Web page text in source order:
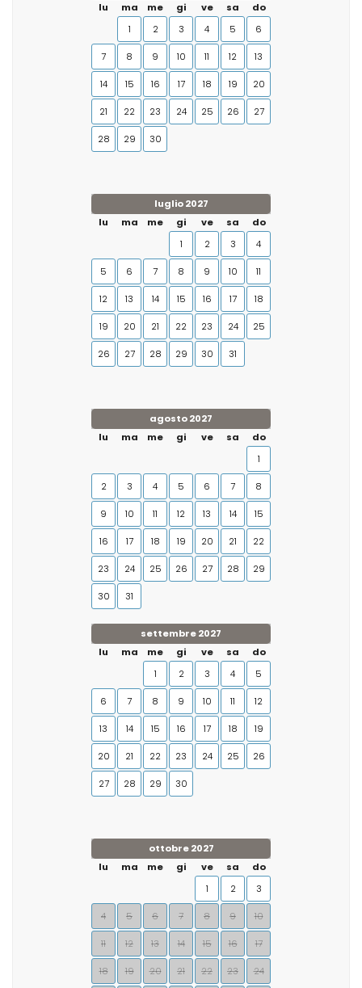
lu
ma me gi ve sa
do
1
2 3 4 5 6
7 8 9 10 11 12 13
14 15 16 17 18 19 20
21 22 23 24 25 26 27
28 29 30
luglio 2027
lu
ma me gi ve sa
do
1
2 3 4
5 6 7 8 9 10 11
12 13 14 15 16 17 18
19 20 21 22 23 24 25
26 27 28 29 30 31
agosto 2027
lu
ma me gi ve sa
do
1
2 3 4 5 6 7 8
9 10 11 12 13 14 15
16 17 18 19 20 21 22
23 24 25 26 27 28 29
30 31
settembre 2027
lu
ma me gi ve sa
do
1
2 3 4 5
6 7 8 9 10 11 12
13 14 15 16 17 18 19
20 21 22 23 24 25 26
27 28 29 30
ottobre 2027
lu
ma me gi ve sa
do
1
2 3
4 5 6 7 8 9 10
11 12 13 14 15 16 17
18 19 20 21 22 23 24